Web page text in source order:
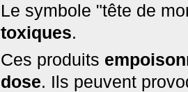
Le symbole "tête de
toxiques.
Ces produits
dose. Ils peuvent